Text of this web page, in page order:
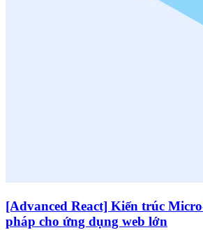
[Advanced React] Kiến trúc
pháp cho ứng dụng web lớn